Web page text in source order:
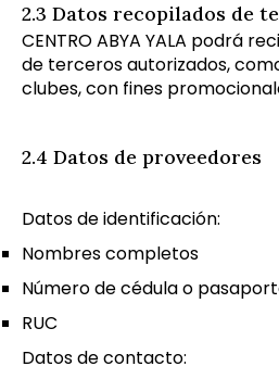
2.3 Datos recopilados de
CENTRO ABYA YALA podrá
de terceros autorizados,
clubes, con fines
2.4 Datos de proveedores
Datos de identificación:
Nombres completos
Número de cédula o
RUC
Datos de contacto: